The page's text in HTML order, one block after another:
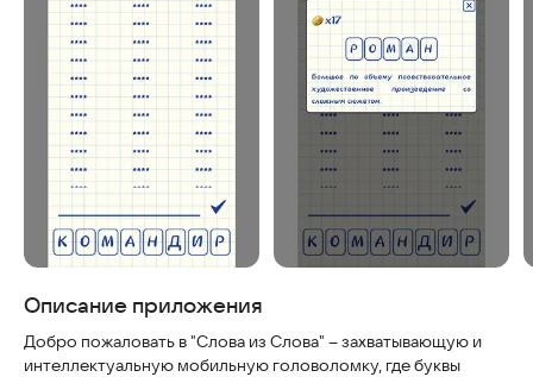
Описание приложения
Добро пожаловать в "Слова из Слова" – захватывающую и
интеллектуальную мобильную головоломку, где буквы